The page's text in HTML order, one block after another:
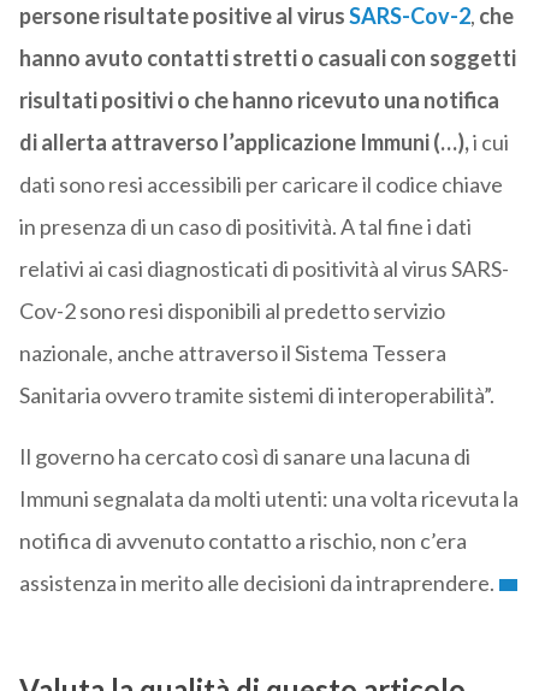
persone risultate positive al virusSARS-Cov-2, che
hanno avuto contatti stretti o casuali con soggetti
risultati positivi o che hanno ricevuto una notifica
di allerta attraverso l’applicazione Immuni (…),i cui
dati sono resi accessibili per caricare il codice chiave
in presenza di un caso di positività. A tal fine i dati
relativi ai casi diagnosticati di positività al virus SARS-
Cov-2 sono resi disponibili al predetto servizio
nazionale, anche attraverso il Sistema Tessera
Sanitaria ovvero tramite sistemi di interoperabilità”.
Il governo ha cercato così di sanare una lacuna di
Immuni segnalata da molti utenti: una volta ricevuta la
notifica di avvenuto contatto a rischio, non c’era
assistenza in merito alle decisioni da intraprendere.